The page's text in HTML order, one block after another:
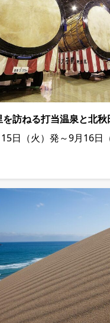
を訪ねる打当温泉と北
日（火）発～9月16日